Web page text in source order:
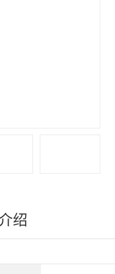
绍